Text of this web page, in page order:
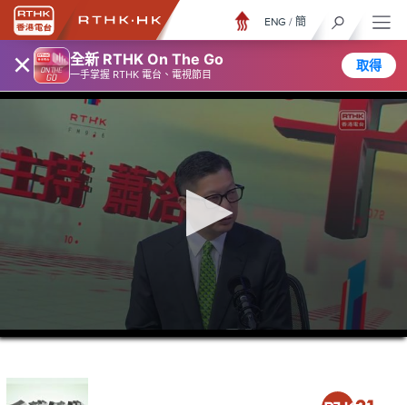
× 全新 RTHK On The Go
一手掌握 RTHK 電台、電視節目
取得
ENG / 簡
0
seconds